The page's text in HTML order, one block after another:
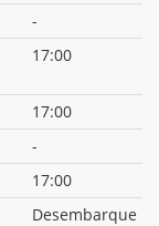
-
17:00
17:00
-
17:00
Desembarque